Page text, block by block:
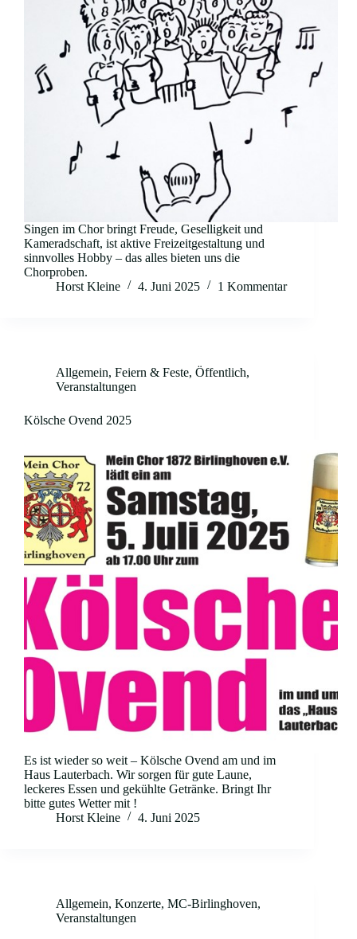
Singen im Chor bringt Freude, Geselligkeit und
Kameradschaft, ist aktive Freizeitgestaltung und
sinnvolles Hobby – das alles bieten uns die
Chorproben.
Horst Kleine
4. Juni 2025 1 Kommentar
Allgemein, Feiern & Feste, Öffentlich,
Veranstaltungen
Kölsche Ovend 2025
Es ist wieder so weit – Kölsche Ovend am und im
Haus Lauterbach. Wir sorgen für gute Laune,
leckeres Essen und gekühlte Getränke. Bringt Ihr
bitte gutes Wetter mit !
Horst Kleine
4. Juni 2025
Allgemein, Konzerte, MC-Birlinghoven,
Veranstaltungen